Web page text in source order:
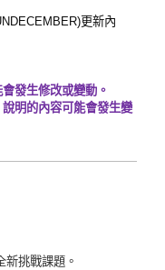
更新內
發生修改或變動。
明的內容可能會發生變
新挑戰課題。